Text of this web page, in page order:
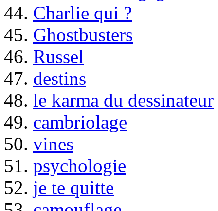
44. Charlie qui ?
45. Ghostbusters
46. Russel
47. destins
48. le karma du dessinateur
49. cambriolage
50. vines
51. psychologie
52. je te quitte